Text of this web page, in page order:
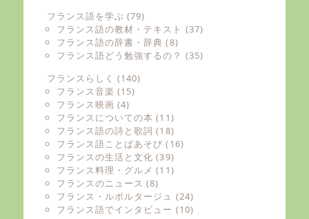
フランス語を学ぶ (79)
フランス語の教材・テキスト (37)
フランス語の辞書・辞典 (8)
フランス語どう勉強するの？ (35)
フランスらしく (140)
フランス音楽 (15)
フランス映画 (4)
フランスについての本 (11)
フランス語の詩と歌詞 (18)
フランス語ことばあそび (16)
フランスの生活と文化 (39)
フランス料理・グルメ (11)
フランスのニュース (8)
フランス・ルポルタージュ (24)
フランス語でインタビュー (10)